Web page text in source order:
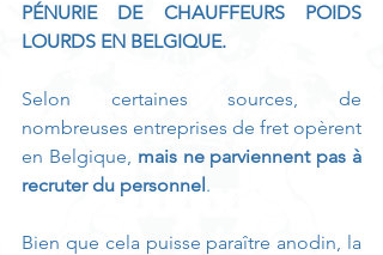
PÉNURIE DE CHAUFFEURS POIDS
LOURDS EN BELGIQUE.
Selon certaines sources, de
nombreuses entreprises de fret opèrent
en Belgique, mais ne parviennent pas à
recruter du personnel.
Bien que cela puisse paraître anodin, la